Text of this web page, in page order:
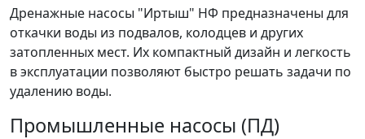
Дренажные насосы "Иртыш" НФ предназначены для
откачки воды из подвалов, колодцев и других
затопленных мест. Их компактный дизайн и легкость
в эксплуатации позволяют быстро решать задачи по
удалению воды.
Промышленные насосы (ПД)